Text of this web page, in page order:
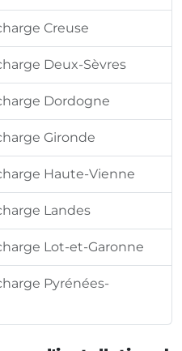
Creuse
Deux-Sèvres
Dordogne
Gironde
Haute-Vienne
Landes
Lot-et-Garonne
Pyrénées-